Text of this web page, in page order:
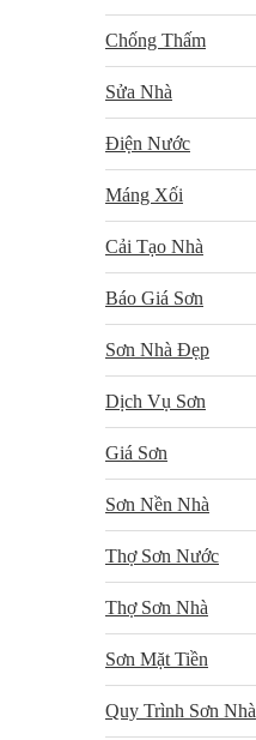
Chống Thấm
Sửa Nhà
Điện Nước
Máng Xối
Cải Tạo Nhà
Báo Giá Sơn
Sơn Nhà Đẹp
Dịch Vụ Sơn
Giá Sơn
Sơn Nền Nhà
Thợ Sơn Nước
Thợ Sơn Nhà
Sơn Mặt Tiền
Quy Trình Sơn Nhà